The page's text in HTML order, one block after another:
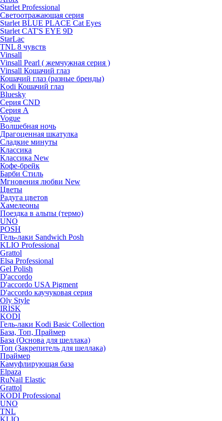
Starlet Professional
Светоотражающая серия
Starlet BLUE PLACE Cat Eyes
Starlet CAT'S EYE 9D
StarLac
TNL 8 чувств
Vinsall
Vinsall Pearl ( жемчужная серия )
Vinsall Кошачий глаз
Кошачий глаз (разные бренды)
Kodi Кошачий глаз
Bluesky
Серия CND
Серия А
Vogue
Волшебная ночь
Драгоценная шкатулка
Сладкие минуты
Классика
Классика New
Кофе-брейк
Барби Стиль
Мгновения любви New
Цветы
Радуга цветов
Хамелеоны
Поездка в альпы (термо)
UNO
POSH
Гель-лаки Sandwich Posh
KLIO Professional
Grattol
Elsa Professional
Gel Polish
D'accordo
D'accordo USA Pigment
D'accordo каучуковая серия
Oly Style
IRISK
KODI
Гель-лаки Kodi Basic Collection
База, Топ, Праймер
База (Основа для шеллака)
Топ (Закрепитель для шеллака)
Праймер
Камуфлирующая база
Elpaza
RuNail Elastic
Grattol
KODI Professional
UNO
TNL
KLIO